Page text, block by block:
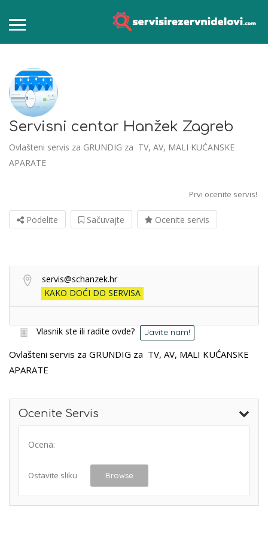
Servisni centar Hanžek Zagreb
Ovlašteni servis za GRUNDIG za TV, AV, MALI KUĆANSKE
APARATE
Prvi ocenite servis!
Podelite Sačuvajte Ocenite servis
servis@schanzek.hr
KAKO DOĆI DO SERVISA
Vlasnik ste ili radite ovde? Javite nam!
Ovlašteni servis za GRUNDIG za TV, AV, MALI KUĆANSKE
APARATE
Ocenite Servis
Ocena:
Ostavite sliku Browse